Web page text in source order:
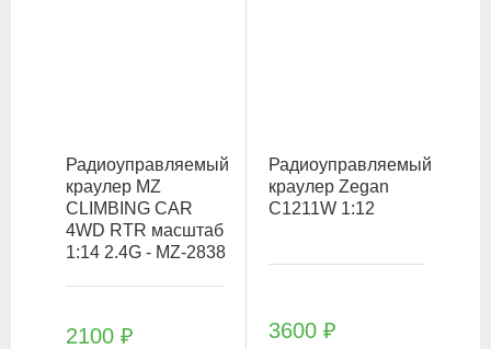
Радиоуправляемый
краулер MZ
CLIMBING CAR
4WD RTR масштаб
1:14 2.4G - MZ-2838
2100 ₽
Радиоуправляемый
краулер Zegan
C1211W 1:12
3600 ₽